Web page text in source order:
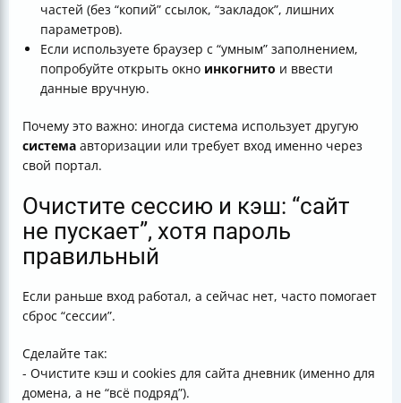
частей (без “копий” ссылок, “закладок”, лишних
параметров).
Если используете браузер с “умным” заполнением,
попробуйте открыть окно инкогнито и ввести
данные вручную.
Почему это важно: иногда система использует другую
система авторизации или требует вход именно через
свой портал.
Очистите сессию и кэш: “сайт
не пускает”, хотя пароль
правильный
Если раньше вход работал, а сейчас нет, часто помогает
сброс “сессии”.
Сделайте так:
- Очистите кэш и cookies для сайта дневник (именно для
домена, а не “всё подряд”).